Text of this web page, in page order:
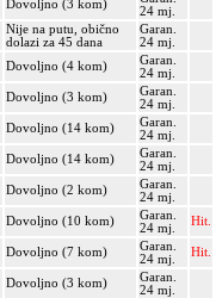
Dovoljno (3 kom)
24 mj.
Nije na putu, obično
dolazi za 45 dana
Garan.
24 mj.
Dovoljno (4 kom)
Garan.
24 mj.
Dovoljno (3 kom)
Garan.
24 mj.
Dovoljno (14 kom)
Garan.
24 mj.
Dovoljno (14 kom)
Garan.
24 mj.
Dovoljno (2 kom)
Garan.
24 mj.
Dovoljno (10 kom)
Garan.
24 mj.
Hit.
Dovoljno (7 kom)
Garan.
24 mj.
Hit.
Dovoljno (3 kom)
Garan.
24 mj.